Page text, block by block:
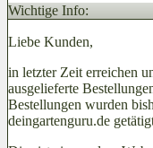
Wichtige Info:
Liebe Kunden,
in letzter Zeit erreichen
ausgelieferte
Bestellungen wurden
deingartenguru.de